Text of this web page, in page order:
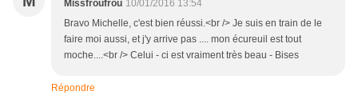
Missfroufrou 10/01/2016 13:54
Bravo Michelle, c'est bien réussi.<br /> Je suis en train de le
faire moi aussi, et j'y arrive pas .... mon écureuil est tout
moche....<br /> Celui - ci est vraiment très beau - Bises
Répondre